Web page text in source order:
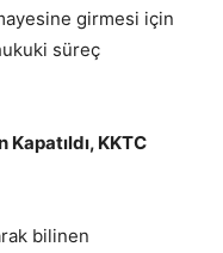
girmesi için
süreç
Kapatıldı, KKTC
bilinen